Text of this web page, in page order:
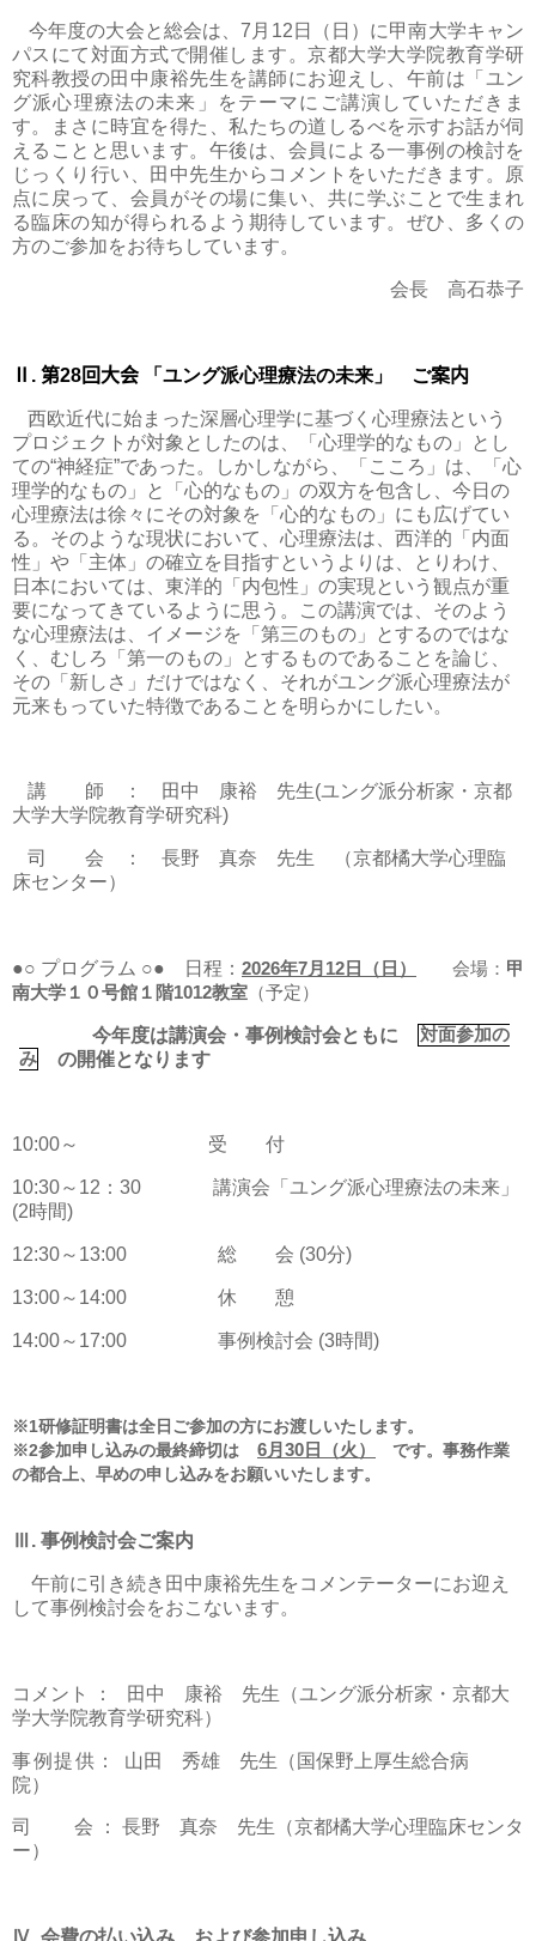
今年度の大会と総会は、 7 月 12 日（日）に甲南大学キャン
パスにて対面方式で開催します。京都大学大学院教育学研
究科教授の田中康裕先生を講師にお迎えし、午前は「ユン
グ派心理療法の未来」をテーマにご講演していただきま
す。まさに時宜を得た、私たちの道しるべを示すお話が伺
えることと思います。午後は、会員による一事例の検討を
じっくり行い、田中先生からコメントをいただきます。原
点に戻って、会員がその場に集い、共に学ぶことで生まれ
る臨床の知が得られるよう期待しています。ぜひ、多くの
方のご参加をお待ちしています。
会長 高石恭子
. 第28回大会 「ユング派心理療法の未来」 ご案内
西欧近代に始まった深層心理学に基づく心理療法という
プロジェクトが対象としたのは、「心理学的なもの」とし
ての“神経症”であった。しかしながら、「こころ」は、「心
理学的なもの」と「心的なもの」の双方を包含し、今日の
心理療法は徐々にその対象を「心的なもの」にも広げてい
る。そのような現状において、心理療法は、西洋的「内面
性」や「主体」の確立を目指すというよりは、とりわけ、
日本においては、東洋的「内包性」の実現という観点が重
要になってきているように思う。この講演では、そのよう
な心理療法は、イメージを「第三のもの」とするのではな
く、むしろ「第一のもの」とするものであることを論じ、
その「新しさ」だけではなく、それがユング派心理療法が
元来もっていた特徴であることを明らかにしたい。
講 師 ： 田中 康裕 先生(ユング派分析家・京都
大学大学院教育学研究科)
司 会 ： 長野 真奈 先生 （京都橘大学心理臨
床センター）
●○ プログラム ○● 日程： 2026年7月 12 日（日） 会場： 甲
南大学１０号館１階1012教室 （予定）
今年度は講演会・事例検討会ともに
対面参加の
み
の開催となります
10:00～ 受 付
10:30～ 12 ： 30
講演会「ユング派心理療法の未来」
(2時間)
12:30～ 13:00 総 会 (30分)
13:00～ 14:00 休 憩
14:00～ 17:00 事例検討会 (3時間)
※1研修証明書は全日ご参加の方にお渡しいたします。
※2参加申し込みの最終締切は 6月 30 日（火）
です。事務作業
の都合上、早めの申し込みをお願いいたします。
. 事例検討会ご案内
午前に引き続き田中康裕先生をコメンテーターにお迎え
して事例検討会をおこないます。
コメント ： 田中 康裕 先生 （ユング派分析家・京都大
学大学院教育学研究科）
事例提供 ： 山田 秀雄 先生（ 国保野上厚生総合病
院）
司
会 ： 長野 真奈 先生（京都橘大学心理臨床センタ
ー）
Ⅳ 会費の払い込み、および参加申し込み